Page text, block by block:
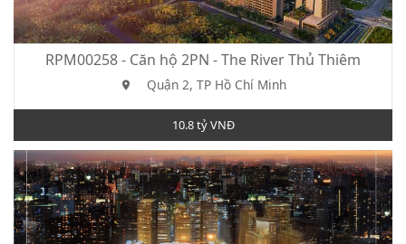
RPM00258 - Căn hộ 2PN - The River Thủ Thiêm
Quận 2, TP Hồ Chí Minh
10.8 tỷ VNĐ